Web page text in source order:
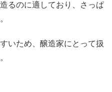
るのに適しており、さっぱ
いため、醸造家にとって扱